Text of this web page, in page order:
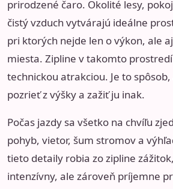
prirodzené čaro. Okolité lesy,
čistý vzduch vytvárajú ideálne
pri ktorých nejde len o výkon, ale
miesta. Zipline v takomto
technickou atrakciou. Je to
pozrieť z výšky a zažiť ju inak.
Počas jazdy sa všetko na chvíľu
pohyb, vietor, šum stromov a
tieto detaily robia zo zipline
intenzívny, ale zároveň príjemne